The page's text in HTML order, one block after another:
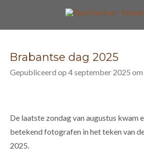
deBrabantse dag 2025
Gepubliceerd op 4 september 2025
De laatste zondag van augustus kwam
betekend fotografen in het teken van
2025.